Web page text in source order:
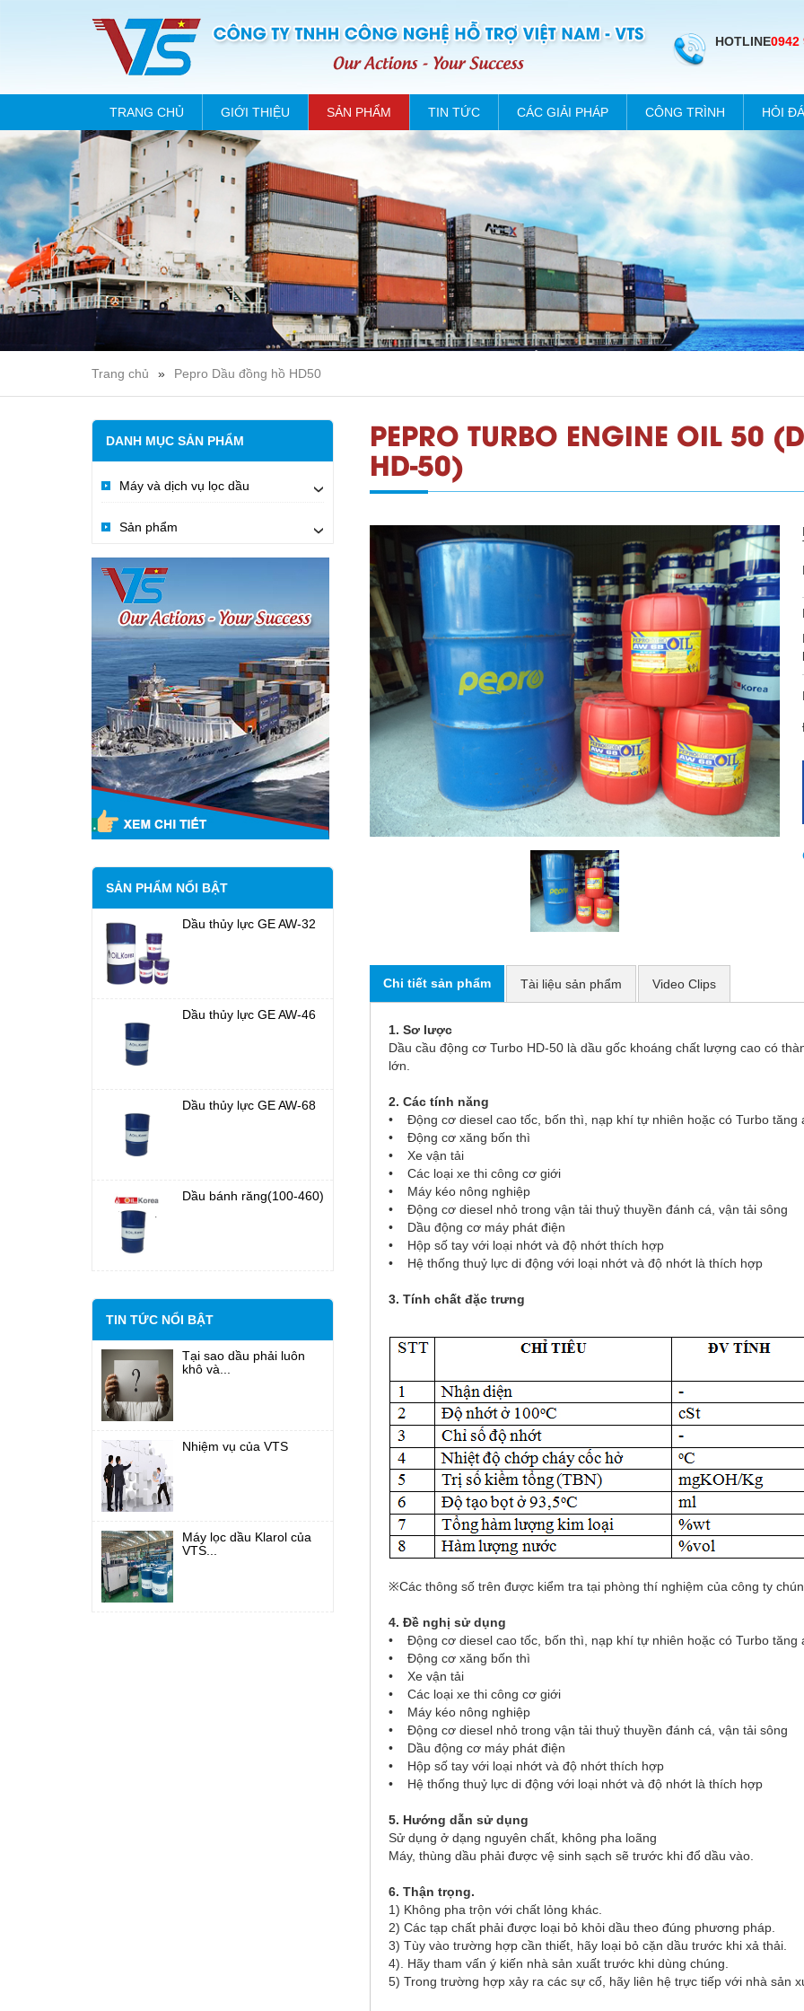
HOTLINE0942
TRANG CHỦ GIỚI THIỆU SẢN PHẨM TIN TỨC CÁC GIẢI PHÁP CÔNG TRÌNH HỎI
Trang chủ » Pepro Dầu đồng hồ HD50
DANH MỤC SẢN PHẨM
Máy và dịch vụ lọc dầu ›
Sản phẩm ›
SẢN PHẨM NỔI BẬT
Dầu thủy lực GE AW-32
Dầu thủy lực GE AW-46
Dầu thủy lực GE AW-68
Dầu bánh răng(100-460)
TIN TỨC NỔI BẬT
Tại sao dầu phải luôn
khô và...
Nhiệm vụ của VTS
Máy lọc dầu Klarol của
VTS...
PEPRO TURBO ENGINE OIL 50
HD-50)
Chi tiết sản phẩm Tài liệu sản phẩm Video Clips
1. Sơ lược
Dầu cầu động cơ Turbo HD-50 là dầu gốc khoáng chất lượng cao có
lớn.
2. Các tính năng
• Động cơ diesel cao tốc, bốn thì, nạp khí tự nhiên hoặc có Turbo tăng
• Động cơ xăng bốn thì
• Xe vận tải
• Các loại xe thi công cơ giới
• Máy kéo nông nghiệp
• Động cơ diesel nhỏ trong vận tải thuỷ thuyền đánh cá, vận tải sông
• Dầu động cơ máy phát điện
• Hộp số tay với loại nhớt và độ nhớt thích hợp
• Hệ thống thuỷ lực di động với loại nhớt và độ nhớt là thích hợp
3. Tính chất đặc trưng
※Các thông số trên được kiểm tra tại phòng thí nghiệm của công ty
4. Đề nghị sử dụng
• Động cơ diesel cao tốc, bốn thì, nạp khí tự nhiên hoặc có Turbo tăng
• Động cơ xăng bốn thì
• Xe vận tải
• Các loại xe thi công cơ giới
• Máy kéo nông nghiệp
• Động cơ diesel nhỏ trong vận tải thuỷ thuyền đánh cá, vận tải sông
• Dầu động cơ máy phát điện
• Hộp số tay với loại nhớt và độ nhớt thích hợp
• Hệ thống thuỷ lực di động với loại nhớt và độ nhớt là thích hợp
5. Hướng dẫn sử dụng
Sử dụng ở dạng nguyên chất, không pha loãng
Máy, thùng dầu phải được vệ sinh sạch sẽ trước khi đổ dầu vào.
6. Thận trọng.
1) Không pha trộn với chất lỏng khác.
2) Các tạp chất phải được loại bỏ khỏi dầu theo đúng phương pháp.
3) Tùy vào trường hợp cần thiết, hãy loại bỏ cặn dầu trước khi xả thải.
4). Hãy tham vấn ý kiến nhà sản xuất trước khi dùng chúng.
5) Trong trường hợp xảy ra các sự cố, hãy liên hệ trực tiếp với nhà sản